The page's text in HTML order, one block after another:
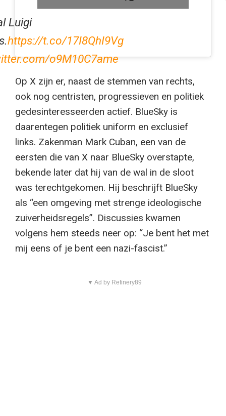
Luigi
https://t.co/17I8QhI9Vg
o9M10C7ame
Op X zijn er, naast de stemmen van rechts,
ook nog centristen, progressieven en politiek
gedesinteresseerden actief. BlueSky is
daarentegen politiek uniform en exclusief
links. Zakenman Mark Cuban, een van de
eersten die van X naar BlueSky overstapte,
bekende later dat hij van de wal in de sloot
was terechtgekomen. Hij beschrijft BlueSky
als “een omgeving met strenge ideologische
zuiverheidsregels”. Discussies kwamen
volgens hem steeds neer op: “Je bent het met
mij eens of je bent een nazi-fascist.”
▼ Ad by Refinery89